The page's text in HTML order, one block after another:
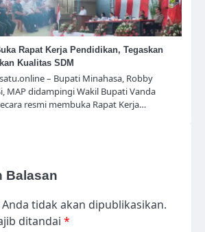
Rapat Kerja Pendidikan, Tegaskan
Kualitas SDM
– Bupati Minahasa, Robby
MAP didampingi Wakil Bupati Vanda
resmi membuka Rapat Kerja…
Balasan
tidak akan dipublikasikan.
ditandai *